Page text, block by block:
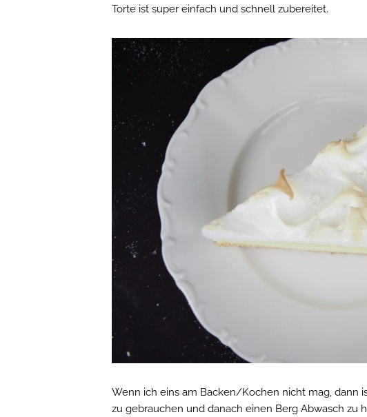
Torte ist super einfach und schnell zubereitet.
Wenn ich eins am Backen/Kochen nicht mag, dann
zu gebrauchen und danach einen Berg Abwasch zu